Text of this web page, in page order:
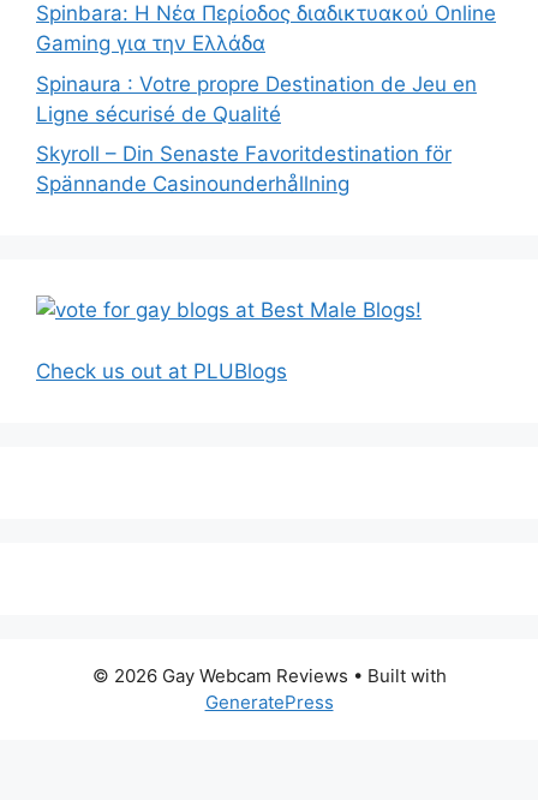
Spinbara: Η Νέα Περίοδος διαδικτυακού Online
Gaming για την Ελλάδα
Spinaura : Votre propre Destination de Jeu en
Ligne sécurisé de Qualité
Skyroll – Din Senaste Favoritdestination för
Spännande Casinounderhållning
Check us out at PLUBlogs
© 2026 Gay Webcam Reviews • Built with
GeneratePress